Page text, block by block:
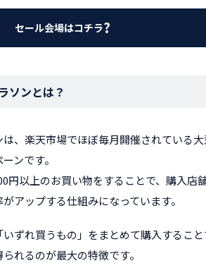
セール会場はコチラ
ソンとは？
、楽天市場でほぼ毎月開催されている
ンです。
円以上のお買い物をすることで、購入店
アップする仕組みになっています。
ずれ買うもの」をまとめて購入するこ
れるのが最大の特徴です。